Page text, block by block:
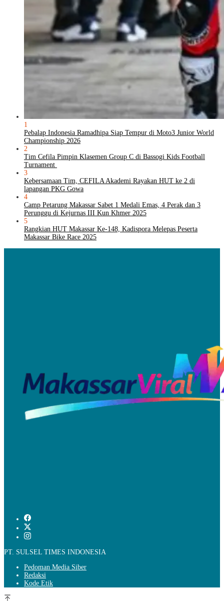
1
Pebalap Indonesia Ramadhipa Siap Tempur di Moto3 Junior World
Championship 2026
2
Tim Cefila Pimpin Klasemen Group C di Bassogi Kids Football
Turnament
3
Kebersamaan Tim, CEFILA Akademi Rayakan HUT ke 2 di
lapangan PKG Gowa
4
Camp Petarung Makassar Sabet 1 Medali Emas, 4 Perak dan 3
Perunggu di Kejurnas III Kun Khmer 2025
5
Rangkian HUT Makassar Ke-148, Kadispora Melepas Peserta
Makassar Bike Race 2025
PT. SULSEL TIMES INDONESIA
Pedoman Media Siber
Redaksi
Kode Etik